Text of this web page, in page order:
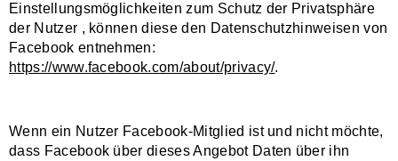
Einstellungsmöglichkeiten zum Schutz der Privatsphäre
der Nutzer , können diese den Datenschutzhinweisen von
Facebook entnehmen:
https://www.facebook.com/about/privacy/.
Wenn ein Nutzer Facebook-Mitglied ist und nicht möchte,
dass Facebook über dieses Angebot Daten über ihn